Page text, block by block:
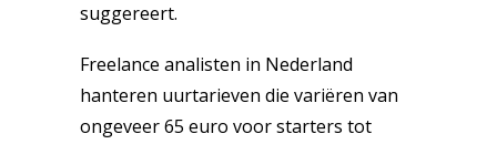
suggereert.
Freelance analisten in Nederland
hanteren uurtarieven die variëren van
ongeveer 65 euro voor starters tot